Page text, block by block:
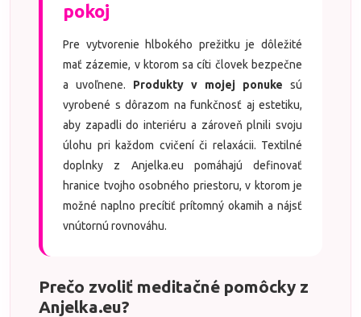
pokoj
Pre vytvorenie hlbokého prežitku je dôležité
mať zázemie, v ktorom sa cíti človek bezpečne
a uvoľnene. Produkty v mojej ponuke sú
vyrobené s dôrazom na funkčnosť aj estetiku,
aby zapadli do interiéru a zároveň plnili svoju
úlohu pri každom cvičení či relaxácii. Textilné
doplnky z Anjelka.eu pomáhajú definovať
hranice tvojho osobného priestoru, v ktorom je
možné naplno precítiť prítomný okamih a nájsť
vnútornú rovnováhu.
Prečo zvoliť meditačné pomôcky z
Anjelka.eu?